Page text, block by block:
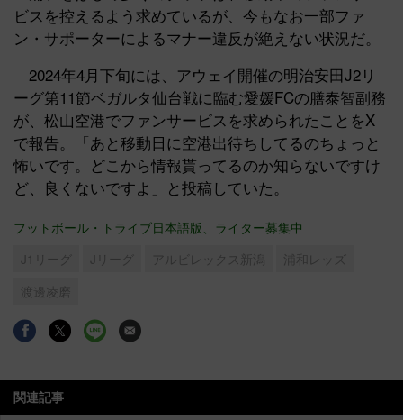
ビスを控えるよう求めているが、今もなお一部ファ
ン・サポーターによるマナー違反が絶えない状況だ。
2024年4月下旬には、アウェイ開催の明治安田J2リ
ーグ第11節ベガルタ仙台戦に臨む愛媛FCの膳泰智副務
が、松山空港でファンサービスを求められたことをX
で報告。「あと移動日に空港出待ちしてるのちょっと
怖いです。どこから情報貰ってるのか知らないですけ
ど、良くないですよ」と投稿していた。
フットボール・トライブ日本語版、ライター募集中
J1リーグ Jリーグ アルビレックス新潟
浦和レッズ
渡邊凌磨
関連記事